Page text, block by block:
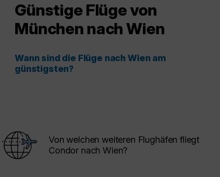
Günstige Flüge von
München nach Wien
Wann sind die Flüge nach Wien am
günstigsten?
Von welchen weiteren Flughäfen fliegt
Condor nach Wien?